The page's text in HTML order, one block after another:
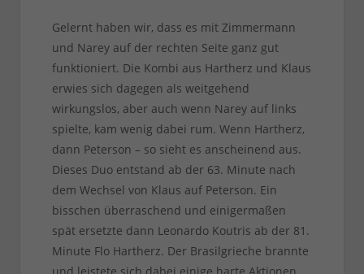
Gelernt haben wir, dass es mit Zimmermann
und Narey auf der rechten Seite ganz gut
funktioniert. Die Kombi aus Hartherz und Klaus
erwies sich dagegen als weitgehend
wirkungslos, aber auch wenn Narey auf links
spielte, kam wenig dabei rum. Wenn Hartherz,
dann Peterson – so sieht es anscheinend aus.
Dieses Duo entstand ab der 63. Minute nach
dem Wechsel von Klaus auf Peterson. Ein
bisschen überraschend und einigermaßen
spät ersetzte dann Leonardo Koutris ab der 81.
Minute Flo Hartherz. Der Brasilgrieche brannte